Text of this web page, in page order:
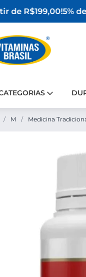
R$199,00!5% de
/ M / Medicina